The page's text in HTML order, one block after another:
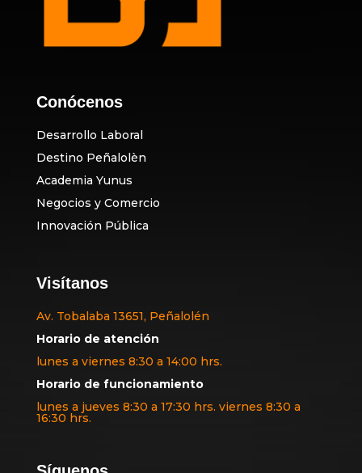
Conócenos
Desarrollo Laboral
Destino Peñalolèn
Academia Yunus
Negocios y Comercio
Innovación Pública
Visítanos
Av. Tobalaba 13651, Peñalolén
Horario de atención
lunes a viernes 8:30 a 14:00 hrs.
Horario de funcionamiento
lunes a jueves 8:30 a 17:30 hrs. viernes 8:30 a
16:30 hrs.